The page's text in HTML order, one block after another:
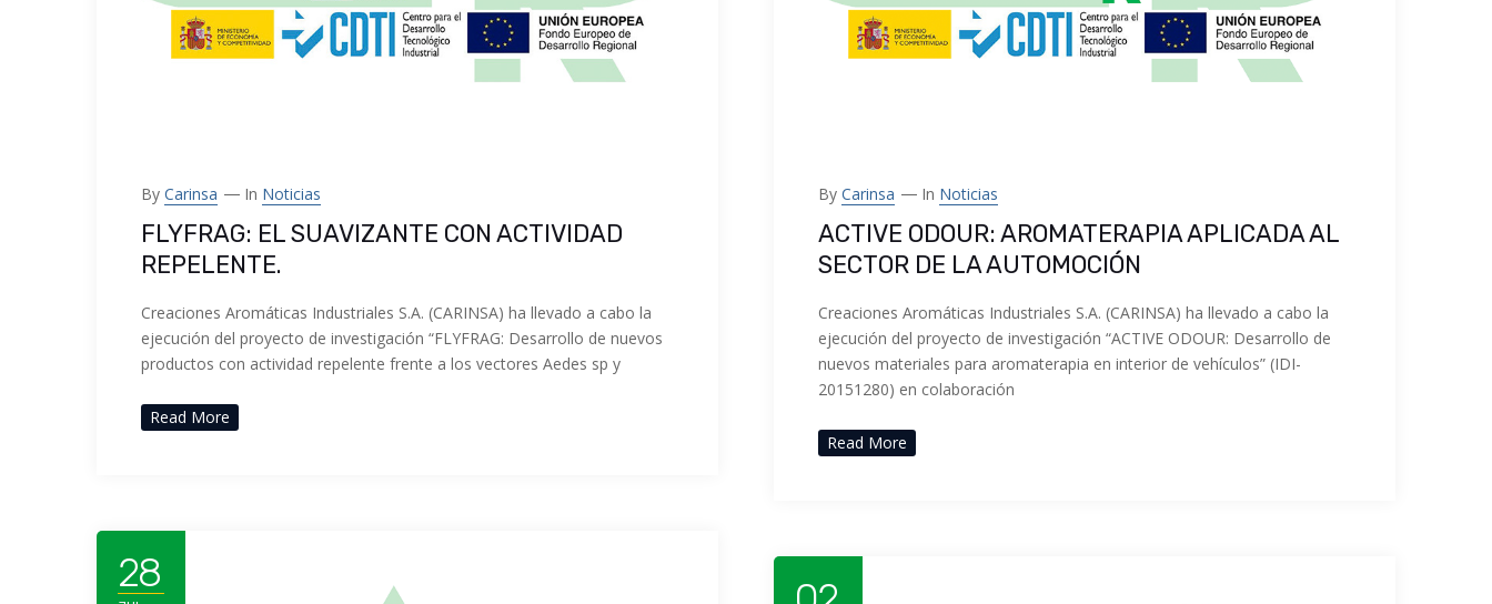
By Carinsa In Noticias
FLYFRAG: EL SUAVIZANTE CON ACTIVIDAD
REPELENTE.
Creaciones Aromáticas Industriales S.A. (CARINSA) ha llevado a cabo la
ejecución del proyecto de investigación “FLYFRAG: Desarrollo de nuevos
productos con actividad repelente frente a los vectores Aedes sp y
Read More
By Carinsa In Noticias
ACTIVE ODOUR: AROMATERAPIA APLICADA AL
SECTOR DE LA AUTOMOCIÓN
Creaciones Aromáticas Industriales S.A. (CARINSA) ha llevado a cabo la
ejecución del proyecto de investigación “ACTIVE ODOUR: Desarrollo de
nuevos materiales para aromaterapia en interior de vehículos” (IDI-
20151280) en colaboración
Read More
28